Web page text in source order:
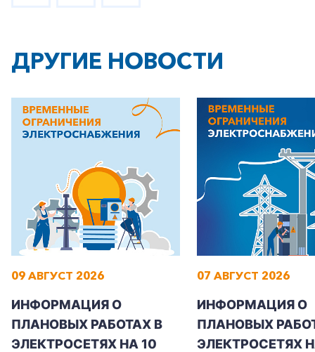
+7-800-700-24-57
Заказать обратный звонок
Частным клиентам
Корпоративным клиентам
ДРУГИЕ НОВОСТИ
09 АВГУСТ 2026
ИНФОРМАЦИЯ О
ПЛАНОВЫХ РАБОТАХ В
ЭЛЕКТРОСЕТЯХ НА 10
07 АВГУСТ 2026
ИНФОРМАЦИЯ О
ПЛАНОВЫХ
ЭЛЕКТРОСЕТЯХ